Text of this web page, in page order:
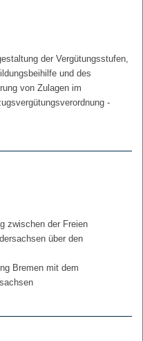
der Vergütungsstufen,
und des
von Zulagen im
-
zwischen der Freien
über den
Bremen mit dem